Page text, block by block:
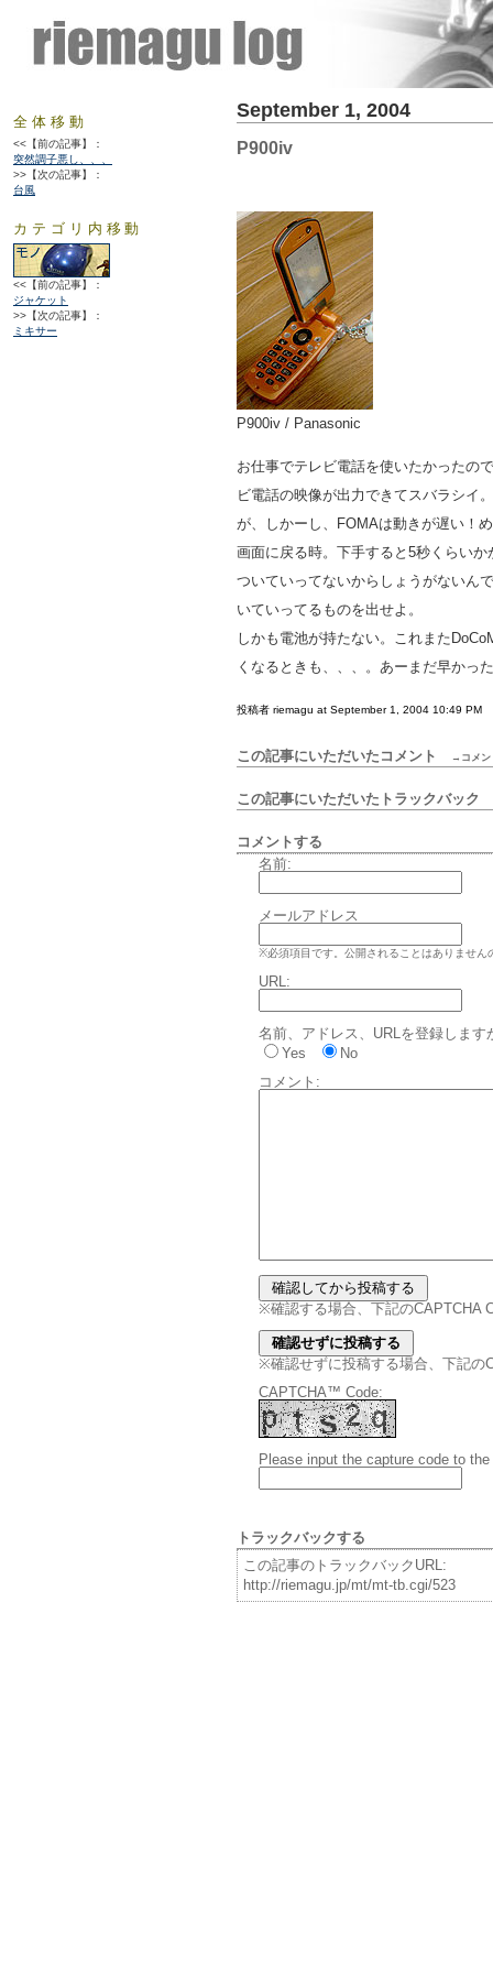
September 1, 2004
P900iv
P900iv / Panasonic
お仕事でテレビ電話を使いたかったの
ビ電話の映像が出力できてスバラシイ。
が、しかーし、FOMAは動きが遅い！
画面に戻る時。下手すると5秒くらい
ついていってないからしょうがないん
いていってるものを出せよ。
しかも電池が持たない。これまた
くなるときも、、、。あーまだ早かっ
投稿者 riemagu at September 1, 2004 10:49 PM
この記事にいただいたコメント →コメン
この記事にいただいたトラックバック
コメントする
名前:
メールアドレス
※必須項目です。公開されることはありません
URL:
名前、アドレス、URLを登録します
Yes
No
コメント:
※確認する場合、下記のCAPTCHA
※確認せずに投稿する場合、下記の
CAPTCHA™ Code:
Please input the capture code to
トラックバックする
この記事のトラックバックURL:
http://riemagu.jp/mt/mt-tb.cgi/523
全体移動
<<【前の記事】：
突然調子悪し、、、
>>【次の記事】：
台風
カテゴリ内移動
<<【前の記事】：
ジャケット
>>【次の記事】：
ミキサー